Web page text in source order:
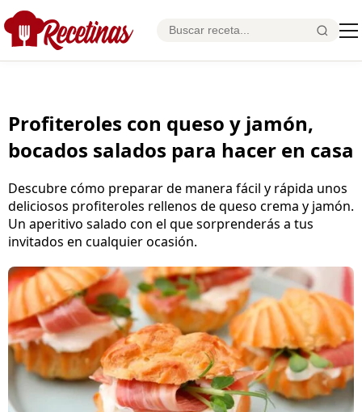
Profiteroles con queso y jamón,
bocados salados para hacer en casa
Descubre cómo preparar de manera fácil y rápida unos
deliciosos profiteroles rellenos de queso crema y jamón.
Un aperitivo salado con el que sorprenderás a tus
invitados en cualquier ocasión.